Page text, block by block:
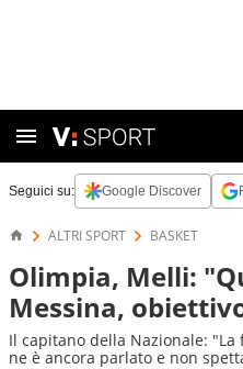
Seguici su: Google Discover
ALTRI SPORT BASKET
Olimpia, Melli:
Messina,
Il capitano della Nazionale: "La
ne è ancora parlato e non